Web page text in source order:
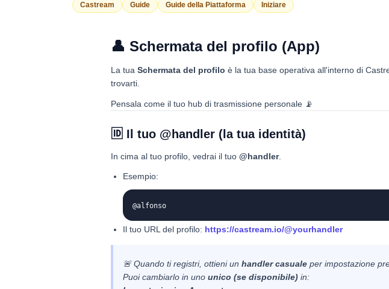
Castream Guide Guide della Piattaforma Iniziare
👤 Schermata del profilo (App)
La tua Schermata del profilo è la tua base operativa all'interno di
trovarti.
Pensala come il tuo hub di trasmissione personale 📡
🆔 Il tuo @handler (la tua identità)
In cima al tuo profilo, vedrai il tuo @handler.
Esempio:
@alfonso
Il tuo URL del profilo: https://castream.io/@yourhandler
🚨 Quando ti registri, ottieni un handler casuale per impostazione
Puoi cambiarlo in uno unico (se disponibile) in: